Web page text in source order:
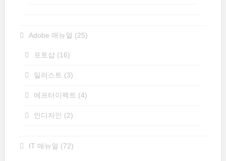
Adobe 매뉴얼 (25)
포토샵 (16)
일러스트 (3)
에프터이펙트 (4)
인디자인 (2)
IT 매뉴얼 (72)